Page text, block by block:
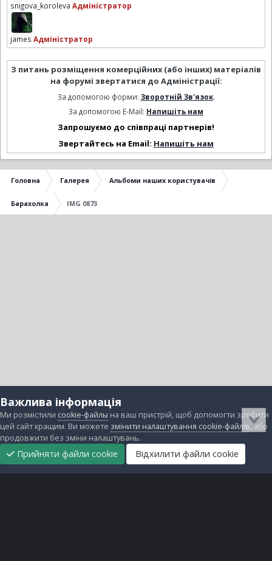
snigova_koroleva Адміністратор
james Адміністратор
З питань розміщення комерційних (або інших) матеріалів
на форумі звертатися до Адміністрації:
За допомогою форми: Зворотній Зв'язок.
За допомогою E-Mail: Напишіть нам
Запрошуємо до співпраці партнерів!
Звертайтесь на Email: Напишіть нам
Головна Галерея Альбоми наших користувачів
Барахолка IMG 0873
Важлива інформація
Ми розмістили cookie-файлы на ваш пристрій, щоб допомогти зробити
цей сайт кращим. Ви можете змінити налаштування cookie-файлів, або
продовжити без зміни налаштувань.
Прийняти файли cookie Відхилити файли cookie
Головна
Підтримати
нас
Прибрати
рекламу
Завантаження Непрочитані Реєстрація